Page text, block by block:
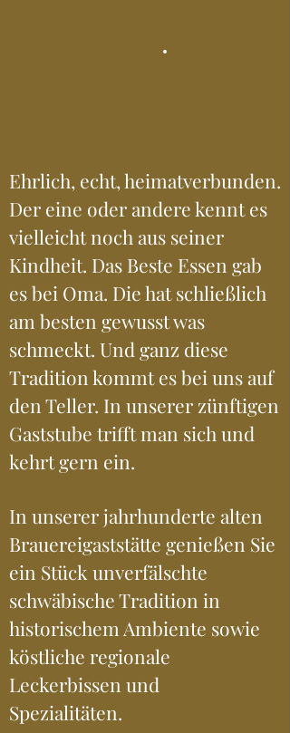
Ehrlich, echt, heimatverbunden.
Der eine oder andere kennt es
vielleicht noch aus seiner
Kindheit. Das Beste Essen gab
es bei Oma. Die hat schließlich
am besten gewusst was
schmeckt. Und ganz diese
Tradition kommt es bei uns auf
den Teller. In unserer zünftigen
Gaststube trifft man sich und
kehrt gern ein.
In unserer jahrhunderte alten
Brauereigaststätte genießen Sie
ein Stück unverfälschte
schwäbische Tradition in
historischem Ambiente sowie
köstliche regionale
Leckerbissen und
Spezialitäten.